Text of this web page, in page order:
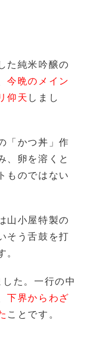
た純米吟醸の
今晩のメイン
仰天 しまし
「かつ丼」作
、卵を溶くと
ものではない
山小屋特製の
そう舌鼓を打
た。一行の中
下界からわざ
ことです。